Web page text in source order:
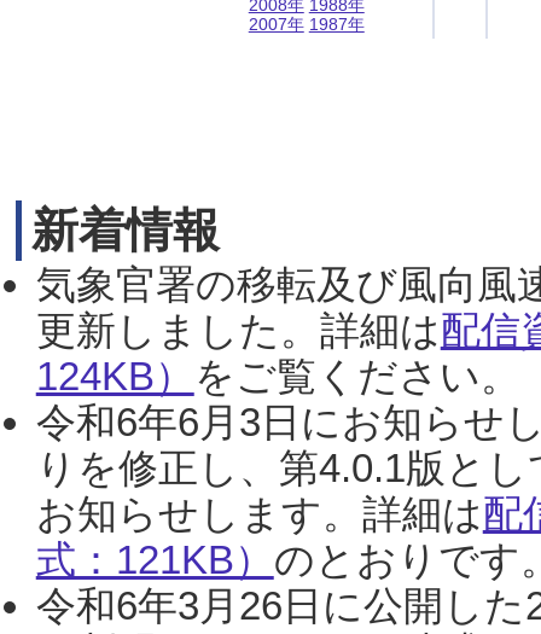
2008年
2007年
1988年
1987年
新着情報
気象官署の移転及び風向風
更新しました。詳細は配信
124KB） をご覧ください。
令和6年6月3日にお知らせ
りを修正し、第4.0.1版と
お知らせします。詳細は配
式：121KB） のとおりです
令和6年3月26日に公開し